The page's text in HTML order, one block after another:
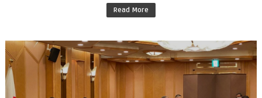
Read More